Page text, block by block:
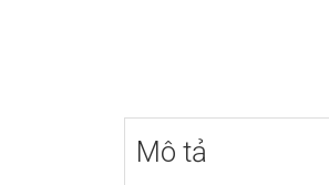
Mô tả